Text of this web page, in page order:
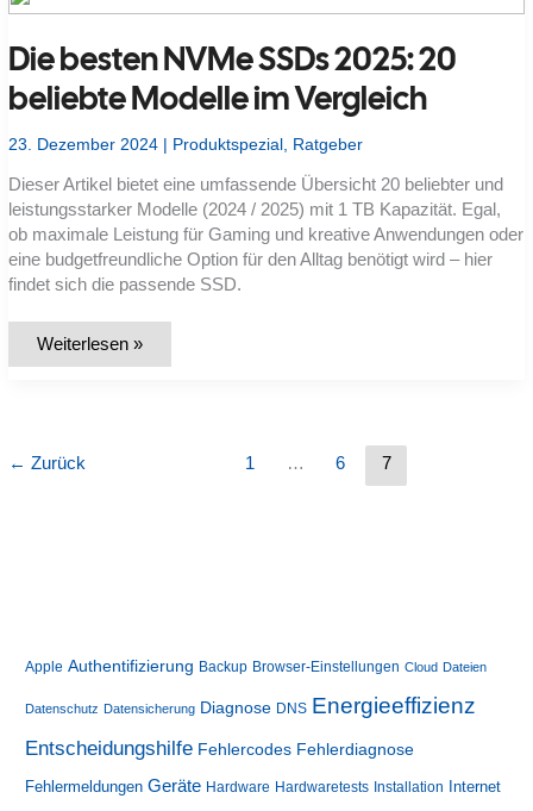
und
Tastaturen?
Die besten NVMe SSDs 2025: 20
beliebte Modelle im Vergleich
23. Dezember 2024 Produktspezial , Ratgeber
Dieser Artikel bietet eine umfassende Übersicht 20 beliebter und
leistungsstarker Modelle (2024 / 2025) mit 1 TB Kapazität. Egal,
ob maximale Leistung für Gaming und kreative Anwendungen oder
eine budgetfreundliche Option für den Alltag benötigt wird – hier
findet sich die passende SSD.
Die
Modelle
Weiterlesen »
← Zurück 1 … 6 7
Apple Authentifizierung Backup Browser-Einstellungen Cloud Dateien
Datenschutz Datensicherung Diagnose DNS Energieeffizienz
Entscheidungshilfe Fehlercodes Fehlerdiagnose
Fehlermeldungen Geräte Hardware Hardwaretests Installation Internet